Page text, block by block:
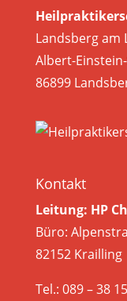
Landsberg am
Albert-
86899
Kontakt
Leitung: HP
Büro:
82152 Krailling
Tel.: 089 – 38